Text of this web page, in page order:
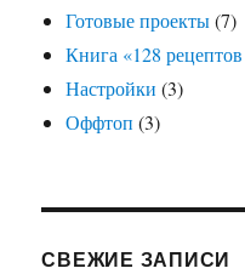
Готовые проекты(7)
Книга «128
Настройки (3)
Оффтоп (3)
СВЕЖИЕ ЗАПИСИ